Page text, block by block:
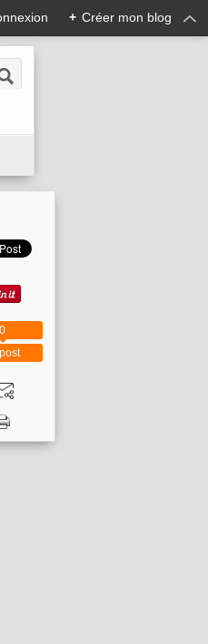
+ Créer mon blog
0